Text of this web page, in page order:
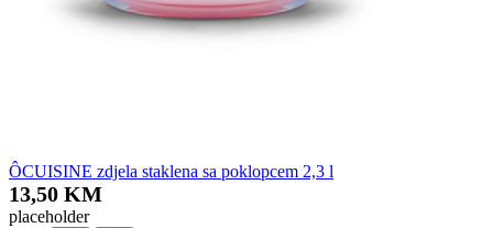
ÔCUISINE zdjela staklena sa poklopcem 2,3 l
13,50 KM
placeholder